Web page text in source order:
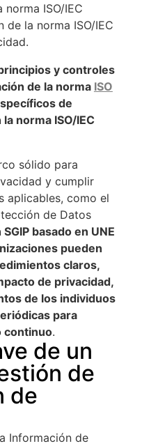
norma ISO/IEC
de la norma ISO/IEC
y controles
de la norma ISO
de
norma ISO/IEC
sólido para
y cumplir
aplicables, como el
de Datos
basado en UNE
pueden
claros,
de privacidad,
de los individuos
para
continuo.
de un
de
de
Información de